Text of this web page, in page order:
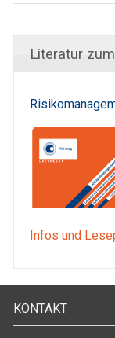
Literatur
Infos und
KONTAKT